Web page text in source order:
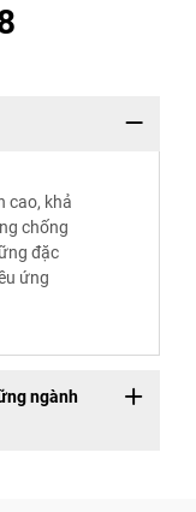
cao, khả
chống
đặc
ứng
ngành